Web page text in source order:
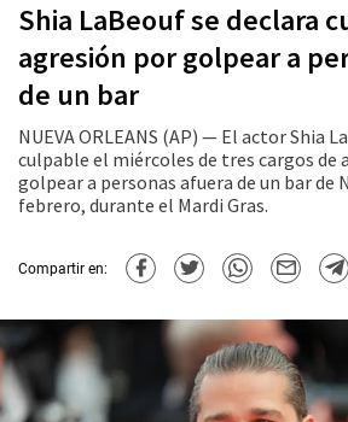
Shia LaBeouf se declara
agresión por golpear a
de un bar
NUEVA ORLEANS (AP) — El actor Shia
culpable el miércoles de tres cargos de
golpear a personas afuera de un bar de
febrero, durante el Mardi Gras.
Compartir en: